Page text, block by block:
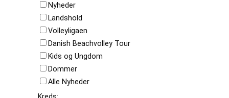
Nyheder
Landshold
Volleyligaen
Danish Beachvolley Tour
Kids og Ungdom
Dommer
Alle Nyheder